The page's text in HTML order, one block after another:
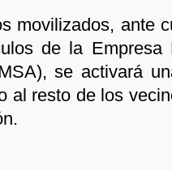
movilizados, ante
de la Empresa
se activará
al resto de los